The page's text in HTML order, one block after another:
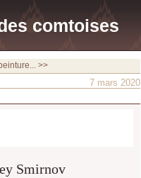
>>
7 mars 2020